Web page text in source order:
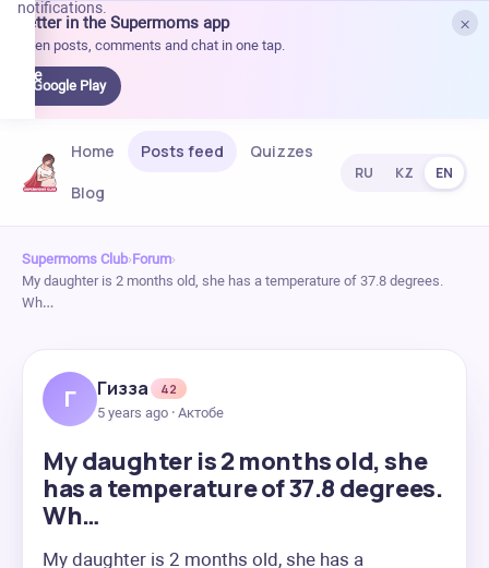
×
Better in the Supermoms app
Open posts, comments and chat in one tap.
Google Play
notifications.
Home Posts feed
Quizzes
Blog
RU KZ EN
Supermoms Club›Forum›
My daughter is 2 months old, she has a temperature of 37.8 degrees.
Wh…
Г Гизза
42
5 years ago · Актобе
My daughter is 2 months old, she
has a temperature of 37.8 degrees.
Wh…
My daughter is 2 months old, she has a